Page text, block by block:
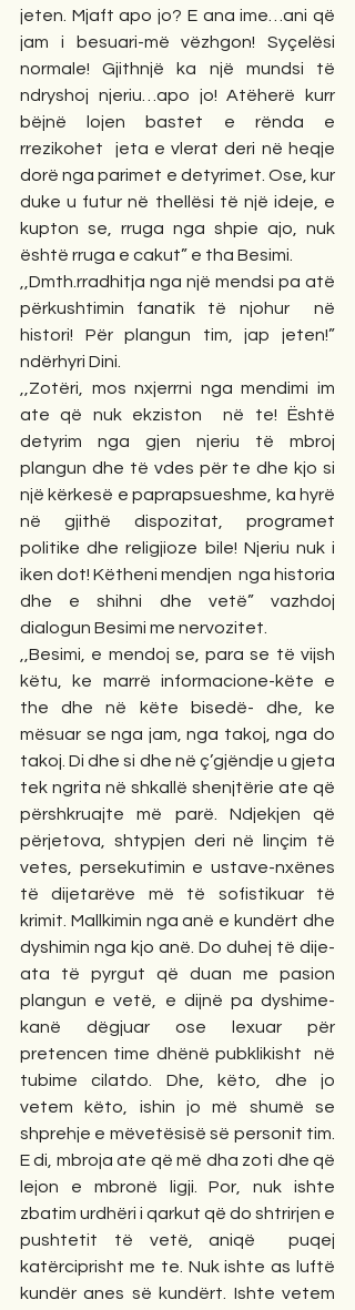
jeten. Mjaft apo jo? E ana ime…ani që
jam i besuari-më vëzhgon! Syçelësi
normale! Gjithnjë ka një mundsi të
ndryshoj njeriu…apo jo! Atëherë kurr
bëjnë lojen bastet e rënda e
rrezikohet  jeta e vlerat deri në heqje
dorë nga parimet e detyrimet. Ose, kur
duke u futur në thellësi të një ideje, e
kupton se, rruga nga shpie ajo, nuk
është rruga e cakut” e tha Besimi.
,,Dmth.rradhitja nga një mendsi pa atë
përkushtimin fanatik të njohur  në
histori! Për plangun tim, jap jeten!”
ndërhyri Dini.
,,Zotëri, mos nxjerrni nga mendimi im
ate që nuk ekziston  në te! Është
detyrim nga gjen njeriu të mbroj
plangun dhe të vdes për te dhe kjo si
një kërkesë e paprapsueshme, ka hyrë
në gjithë dispozitat, programet
politike dhe religjioze bile! Njeriu nuk i
iken dot! Këtheni mendjen  nga historia
dhe e shihni dhe vetë” vazhdoj
dialogun Besimi me nervozitet.
,,Besimi, e mendoj se, para se të vijsh
këtu, ke marrë informacione-këte e
the dhe në këte bisedë- dhe, ke
mësuar se nga jam, nga takoj, nga do
takoj. Di dhe si dhe në ç’gjëndje u gjeta
tek ngrita në shkallë shenjtërie ate që
përshkruajte më parë. Ndjekjen që
përjetova, shtypjen deri në linçim të
vetes, persekutimin e ustave-nxënes
të dijetarëve më të sofistikuar të
krimit. Mallkimin nga anë e kundërt dhe
dyshimin nga kjo anë. Do duhej të dije-
ata të pyrgut që duan me pasion
plangun e vetë, e dijnë pa dyshime-
kanë dëgjuar ose lexuar për
pretencen time dhënë pubklikisht  në
tubime cilatdo. Dhe, këto, dhe jo
vetem këto, ishin jo më shumë se
shprehje e mëvetësisë së personit tim.
E di, mbroja ate që më dha zoti dhe që
lejon e mbronë ligji. Por, nuk ishte
zbatim urdhëri i qarkut që do shtrirjen e
pushtetit të vetë, aniqë  puqej
katërciprisht me te. Nuk ishte as luftë
kundër anes së kundërt. Ishte vetem